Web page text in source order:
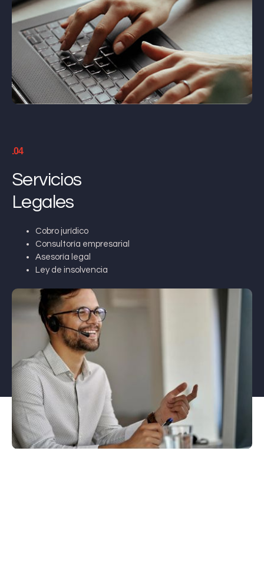
.04
Servicios
Legales
Cobro jurídico
Consultoría empresarial
Asesoría legal
Ley de insolvencia